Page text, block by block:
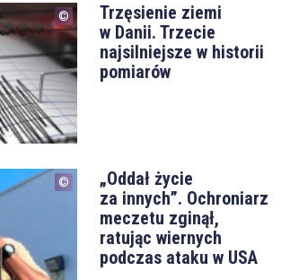
Trzęsienie ziemi
w Danii. Trzecie
najsilniejsze w historii
pomiarów
„Oddał życie
za innych”. Ochroniarz
meczetu zginął,
ratując wiernych
podczas ataku w USA